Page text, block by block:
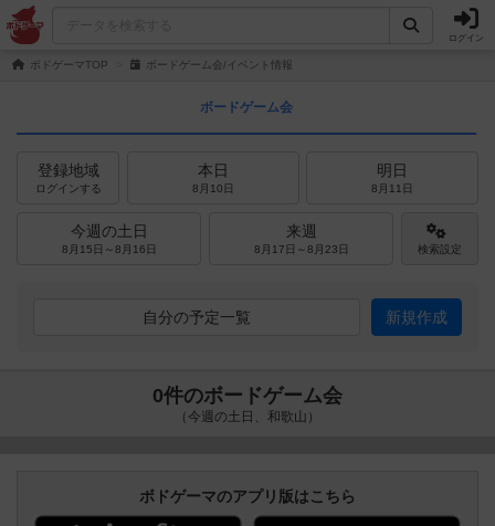
ログイン
ボドゲーマTOP ボードゲーム会/イベント情報
ボードゲーム会
登録地域
ログインする
本日
8月10日
明日
8月11日
今週の土日
8月15日～8月16日
来週
8月17日～8月23日 検索設定
自分の予定一覧 新規作成
0件のボードゲーム会
（今週の土日、和歌山）
ボドゲーマのアプリ版はこちら